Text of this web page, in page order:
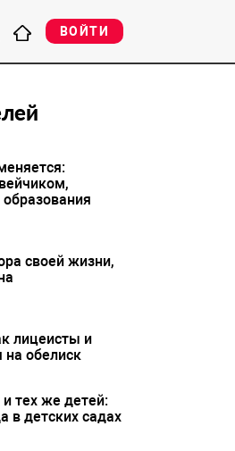
ВОЙТИ
своей жизни,
лицеисты и
на обелиск
тех же детей:
в детских садах